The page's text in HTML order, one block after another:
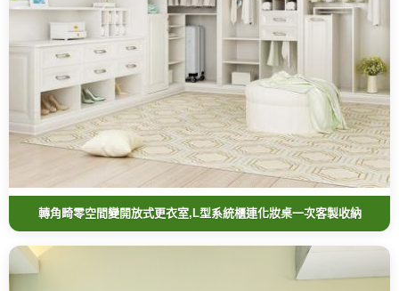
轉角畸零空間變開放式更衣室,L型系統櫃連化妝桌一次客製收納